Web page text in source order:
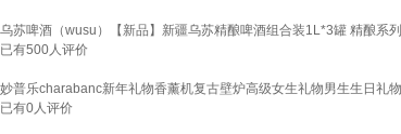
乌苏啤酒（wusu）【新品】新疆乌苏精酿啤酒组合装1L*3罐 精酿系
已有500人评价
妙普乐charabanc新年礼物香薰机复古壁炉高级女生礼物男生生日礼
已有0人评价